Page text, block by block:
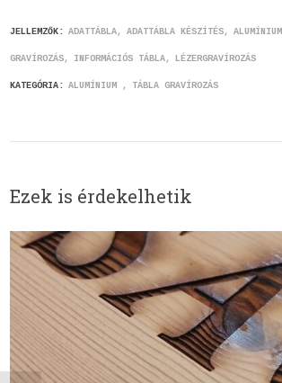
JELLEMZŐK: ADATTÁBLA ADATTÁBLA KÉSZÍTÉS ALUMÍNIUM
GRAVÍROZÁS INFORMÁCIÓS TÁBLA LÉZERGRAVÍROZÁS
KATEGÓRIA: ALUMÍNIUM TÁBLA GRAVÍROZÁS
Ezek is érdekelhetik